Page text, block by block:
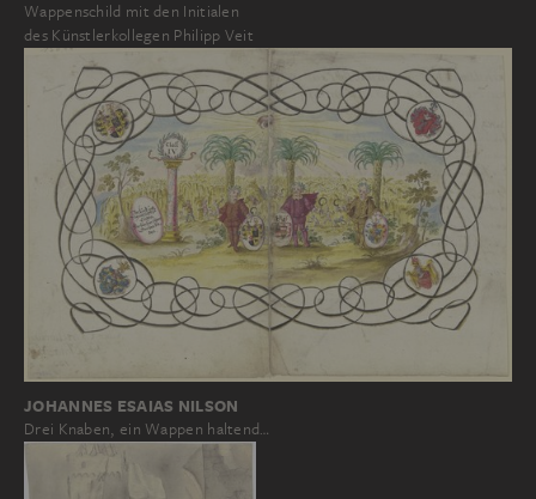
Wappenschild mit den Initialen
des Künstlerkollegen Philipp Veit
JOHANNES ESAIAS NILSON
Drei Knaben, ein Wappen haltend…